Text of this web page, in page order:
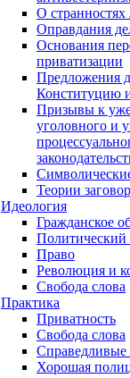
О
Оправдания
Основания
приватизации
Предложения
Конституцию
Призывы к
уголовного и
Теории
Идеология
Гражданское
Право
Революция и
Свобода слова
Практика
Приватность
Свобода слова
Хорошая